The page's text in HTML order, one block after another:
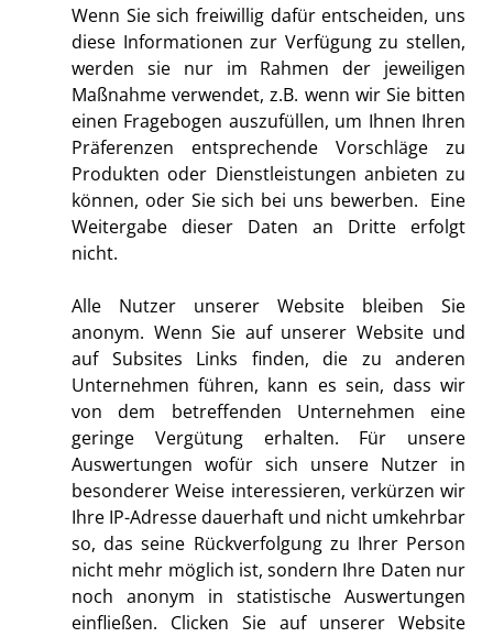
Wenn Sie sich freiwillig dafür entscheiden, uns
diese Informationen zur Verfügung zu stellen,
werden sie nur im Rahmen der jeweiligen
Maßnahme verwendet, z.B. wenn wir Sie bitten
einen Fragebogen auszufüllen, um Ihnen Ihren
Präferenzen entsprechende Vorschläge zu
Produkten oder Dienstleistungen anbieten zu
können, oder Sie sich bei uns bewerben. Eine
Weitergabe dieser Daten an Dritte erfolgt
nicht.
Alle Nutzer unserer Website bleiben Sie
anonym. Wenn Sie auf unserer Website und
auf Subsites Links finden, die zu anderen
Unternehmen führen, kann es sein, dass wir
von dem betreffenden Unternehmen eine
geringe Vergütung erhalten. Für unsere
Auswertungen wofür sich unsere Nutzer in
besonderer Weise interessieren, verkürzen wir
Ihre IP-Adresse dauerhaft und nicht umkehrbar
so, das seine Rückverfolgung zu Ihrer Person
nicht mehr möglich ist, sondern Ihre Daten nur
noch anonym in statistische Auswertungen
einfließen. Clicken Sie auf unserer Website